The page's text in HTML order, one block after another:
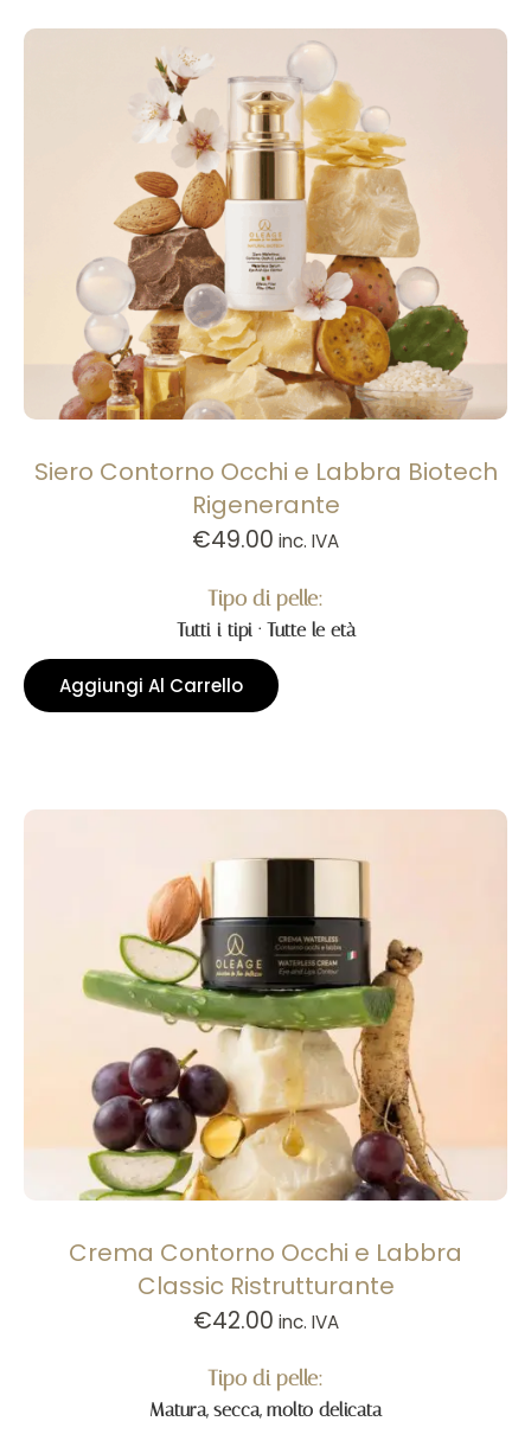
Siero Contorno Occhi e Labbra Biotech
Rigenerante
€49.00 inc. IVA
Tipo di pelle:
Tutti i tipi · Tutte le età
Aggiungi Al Carrello
Crema Contorno Occhi e Labbra
Classic Ristrutturante
€42.00 inc. IVA
Tipo di pelle:
Matura, secca, molto delicata